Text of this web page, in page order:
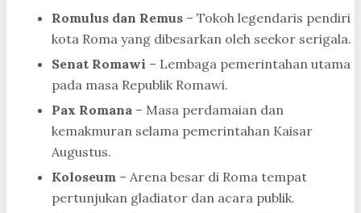
Romulus dan Remus – Tokoh legendaris pendiri
kota Roma yang dibesarkan oleh seekor serigala.
Senat Romawi – Lembaga pemerintahan utama
pada masa Republik Romawi.
Pax Romana – Masa perdamaian dan
kemakmuran selama pemerintahan Kaisar
Augustus.
Koloseum – Arena besar di Roma tempat
pertunjukan gladiator dan acara publik.